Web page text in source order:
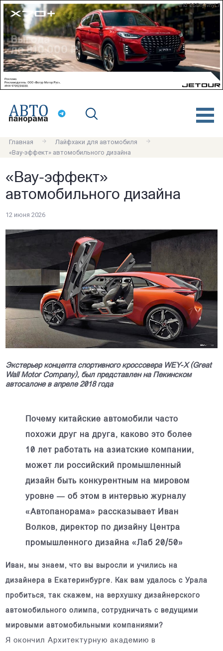
erid: 2SDnjdvnyL7
Главная
Лайфхаки для автомобиля
«Вау-эффект» автомобильного дизайна
«Вау-эффект»
автомобильного дизайна
12 июня 2026
Экстерьер концепта спортивного кроссовера WEY-Х (Great
Wall Motor Company), был представлен на Пекинском
автосалоне в апреле 2018 года
Почему китайские автомобили часто
похожи друг на друга, каково это более
10 лет работать на азиатские компании,
может ли российский промышленный
дизайн быть конкурентным на мировом
уровне — об этом в интервью журналу
«Автопанорама» рассказывает Иван
Волков, директор по дизайну Центра
промышленного дизайна «Лаб 20/50»
Иван, мы знаем, что вы выросли и учились на
дизайнера в Екатеринбурге. Как вам удалось с Урала
пробиться, так скажем, на верхушку дизайнерского
автомобильного олимпа, сотрудничать с ведущими
мировыми автомобильными компаниями?
Я окончил Архитектурную академию в